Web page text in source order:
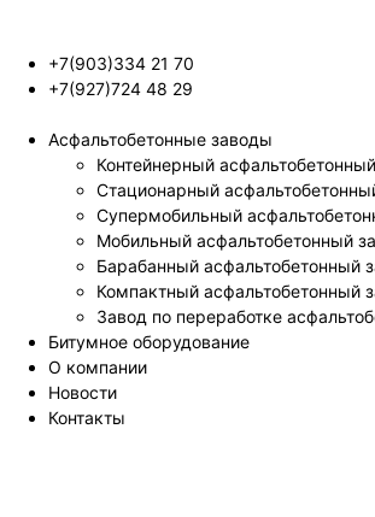
+7(903)334 21 70
+7(927)724 48 29
Асфальтобетонные заводы
Контейнерный
Стационарный
Супермобильный
Мобильный асфальтобетонный
Барабанный асфальтобетонный
Компактный асфальтобетонный
Завод по переработке
Битумное оборудование
О компании
Новости
Контакты